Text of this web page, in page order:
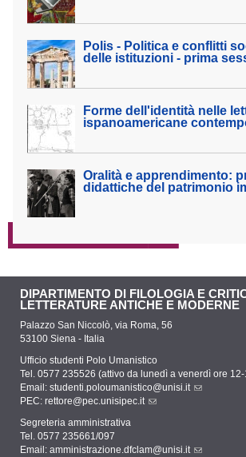
Polis - Politica e conflitti
delle istituzioni - prima
Forme dell'identità nelle
ispanoamericane
Oralità e apprendimento:
didattiche del patrimonio
DIPARTIMENTO DI FILOLOGIA E
LETTERATURE ANTICHE E MODERNE
Palazzo San Niccolò, via Roma, 56
53100 Siena - Italia
Ufficio studenti Polo Umanistico
Tel. 0577 235526 (attivo da lunedì a venerdì ore
Email: studenti.poloumanistico@unisi.it
PEC: rettore@pec.unisipec.it
Segreteria amministrativa
Tel. 0577 235661/097
Email: amministrazione.dfclam@unisi.it